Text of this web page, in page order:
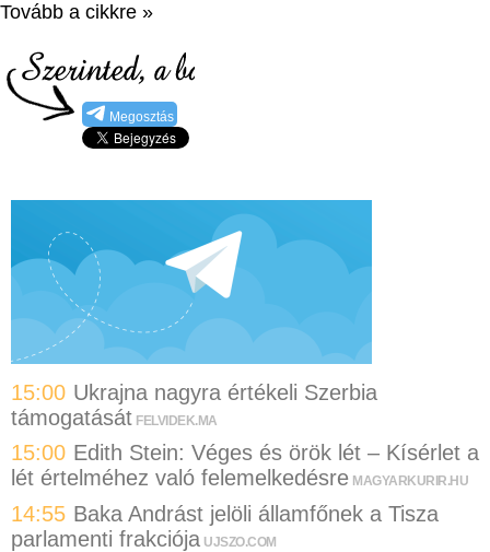
Tovább a cikkre »
Megosztás
15:00 Ukrajna nagyra értékeli Szerbia
támogatását FELVIDEK.MA
15:00 Edith Stein: Véges és örök lét – Kísérlet a
lét értelméhez való felemelkedésre MAGYARKURIR.HU
14:55 Baka Andrást jelöli államfőnek a Tisza
parlamenti frakciója UJSZO.COM